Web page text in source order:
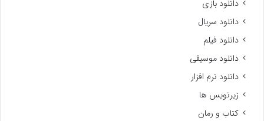
دانلود بازی
دانلود سریال
دانلود فیلم
دانلود موسیقی
دانلود نرم افزار
زیرنویس ها
کتاب و رمان